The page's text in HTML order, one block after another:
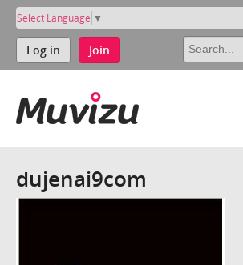
Select Language ▼
Log in Join
dujenai9com